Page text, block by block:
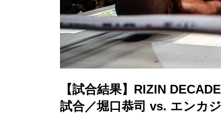
【試合結果】RIZIN
試合／堀口恭司 vs. エンカ